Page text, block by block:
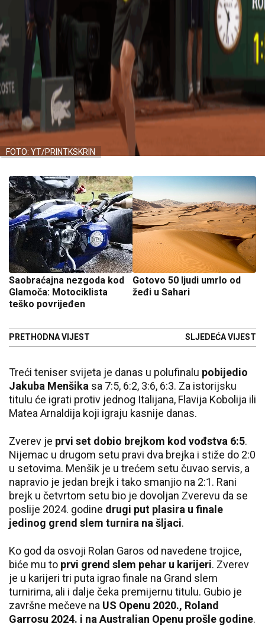
FOTO: YT/PRINTKSKRIN
Saobraćajna nezgoda kod
Glamoča: Motociklista
teško povrijeđen
PRETHODNA VIJEST
Gotovo 50 ljudi umrlo od
žeđi u Sahari
SLJEDEĆA VIJEST
Treći teniser svijeta je danas u polufinalu pobijedio
Jakuba Menšika sa 7:5, 6:2, 3:6, 6:3. Za istorijsku
titulu će igrati protiv jednog Italijana, Flavija Kobolija ili
Matea Arnaldija koji igraju kasnije danas.
Zverev je prvi set dobio brejkom kod vođstva 6:5.
Nijemac u drugom setu pravi dva brejka i stiže do 2:0
u setovima. Menšik je u trećem setu čuvao servis, a
napravio je jedan brejk i tako smanjio na 2:1. Rani
brejk u četvrtom setu bio je dovoljan Zverevu da se
poslije 2024. godine drugi put plasira u finale
jedinog grend slem turnira na šljaci.
Ko god da osvoji Rolan Garos od navedene trojice,
biće mu to prvi grend slem pehar u karijeri. Zverev
je u karijeri tri puta igrao finale na Grand slem
turnirima, ali i dalje čeka premijernu titulu. Gubio je
završne mečeve na US Openu 2020., Roland
Garrosu 2024. i na Australian Openu prošle godine.